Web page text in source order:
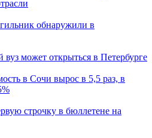
обнаружили в
может открыться в Петербурге
в Сочи вырос в 5,5 раз, в
строчку в бюллетене на